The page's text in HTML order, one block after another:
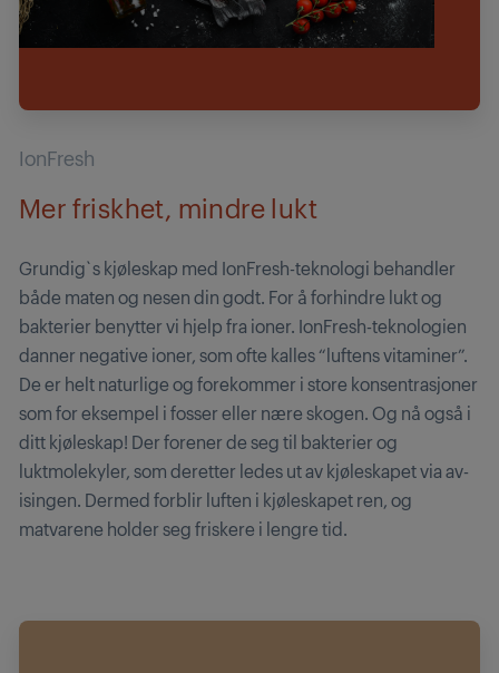
IonFresh
Mer friskhet, mindre lukt
Grundig`s kjøleskap med IonFresh-teknologi behandler
både maten og nesen din godt. For å forhindre lukt og
bakterier benytter vi hjelp fra ioner. IonFresh-teknologien
danner negative ioner, som ofte kalles “luftens vitaminer”.
De er helt naturlige og forekommer i store konsentrasjoner
som for eksempel i fosser eller nære skogen. Og nå også i
ditt kjøleskap! Der forener de seg til bakterier og
luktmolekyler, som deretter ledes ut av kjøleskapet via av-
isingen. Dermed forblir luften i kjøleskapet ren, og
matvarene holder seg friskere i lengre tid.